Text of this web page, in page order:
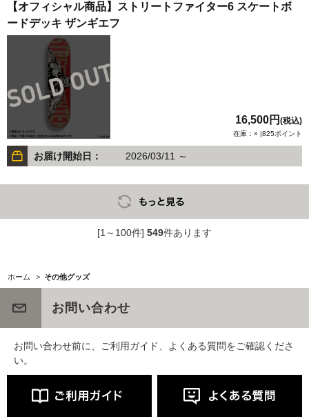
【オフィシャル商品】ストリートファイター6 スケートボ
ードデッキ ザンギエフ
16,500円 (税込)
在庫：× |825ポイント
お届け開始日： 2026/03/11 ～
[1～100件] 549件あります
ホーム > その他グッズ
お問い合わせ
お問い合わせ前に、ご利用ガイド、よくある質問をご確認くださ
い。